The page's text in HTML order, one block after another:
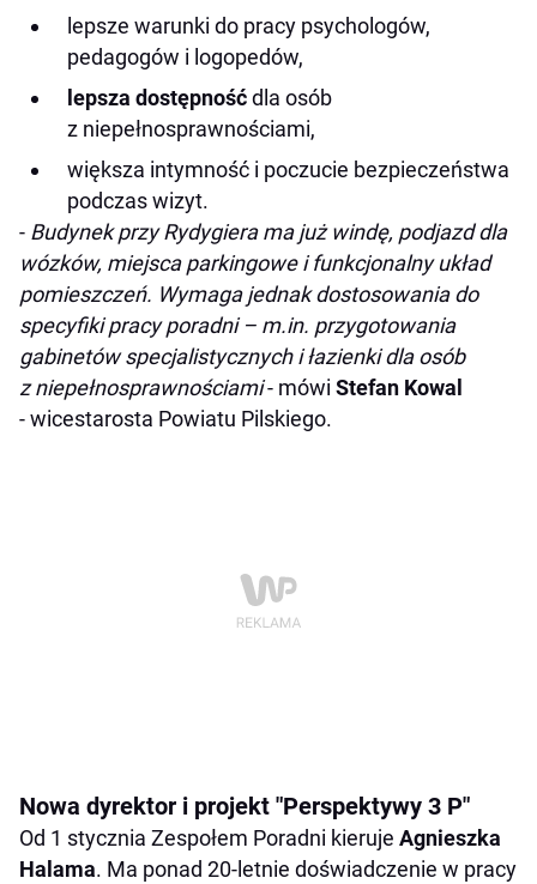
lepsze warunki do pracy psychologów,
pedagogów i logopedów,
lepsza dostępnośćdla osób
z niepełnosprawnościami,
większa intymność i poczucie bezpieczeństwa
podczas wizyt.
- Budynek przy Rydygiera ma już windę, podjazd dla
wózków, miejsca parkingowe i funkcjonalny układ
pomieszczeń. Wymaga jednak dostosowania do
specyfiki pracy poradni – m.in. przygotowania
gabinetów specjalistycznych i łazienki dla osób
z niepełnosprawnościami- mówi Stefan Kowal
- wicestarosta Powiatu Pilskiego.
Nowa dyrektor i projekt "Perspektywy 3 P"
Od 1 stycznia Zespołem Poradni kieruje Agnieszka
Halama. Ma ponad 20-letnie doświadczenie w pracy